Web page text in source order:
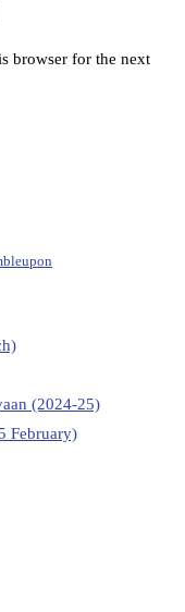
browser for the next
(2024-25)
February)